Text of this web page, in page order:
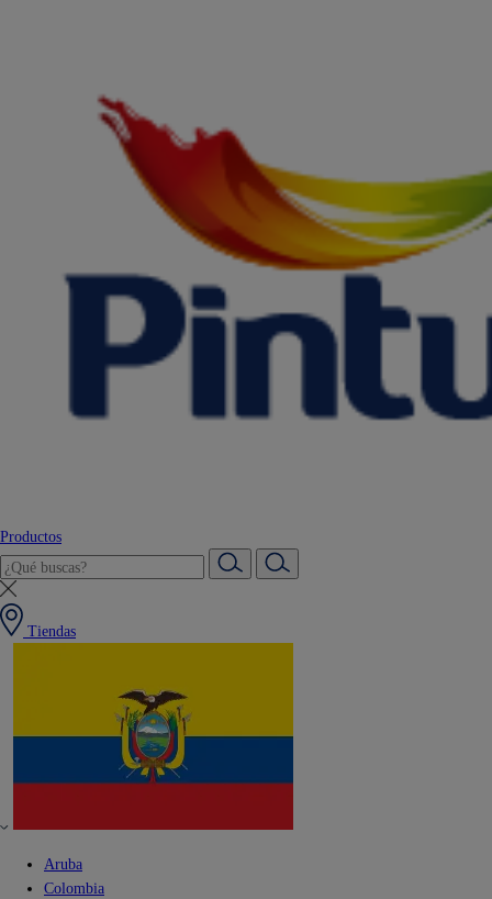
Productos
Tiendas
Aruba
Colombia